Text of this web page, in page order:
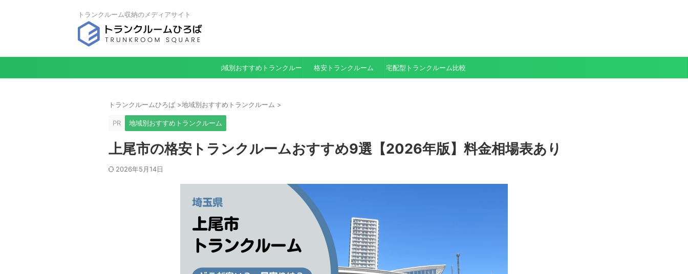
トランクルーム収納のメディアサイト
地域別おすすめトランクルーム 格安トランクルーム 宅配型トランクルーム比較
トランクルームひろば >地域別おすすめトランクルーム >
PR 地域別おすすめトランクルーム
上尾市の格安トランクルームおすすめ9選【2026年版】料金相場表あり
2026年5月14日